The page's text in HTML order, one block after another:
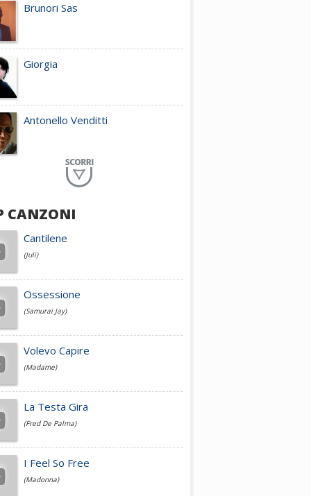
Brunori Sas
Giorgia
Antonello Venditti
Planet Funk
Achille Lauro
Cesare Cremonini
Jovanotti
Fedez
Simone Cristicchi
CANZONI
Cantilene
(Juli)
Ossessione
(Samurai Jay)
Volevo Capire
(Madame)
La Testa Gira
(Fred De Palma)
I Feel So Free
(Madonna)